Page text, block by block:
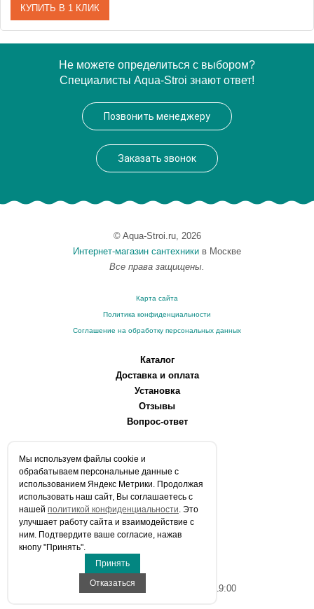
КУПИТЬ В 1 КЛИК
WAEX.PRY16S.ULTRA.CR
Производитель
Не можете определиться с выбором?
Специалисты Aqua-Stroi знают ответ!
Позвонить менеджеру
Заказать звонок
© Aqua-Stroi.ru, 2026
Интернет-магазин сантехники в Москве
Все права защищены.
Карта сайта
Политика конфиденциальности
Соглашение на обработку персональных данных
Каталог
Доставка и оплата
Установка
Отзывы
Вопрос-ответ
Сервисные центры
Контакты
Статьи
Телефоны:
E-mail:info@aqua-stroi.ru
Время работы: Пн-Вс с 9:00 до 19:00
Мы используем файлы сookie и
обрабатываем персональные данные с
использованием Яндекс Метрики. Продолжая
использовать наш сайт, Вы соглашаетесь с
нашей политикой конфиденциальности. Это
улучшает работу сайта и взаимодействие с
ним. Подтвердите ваше согласие, нажав
кнопу "Принять".
Принять
Отказаться